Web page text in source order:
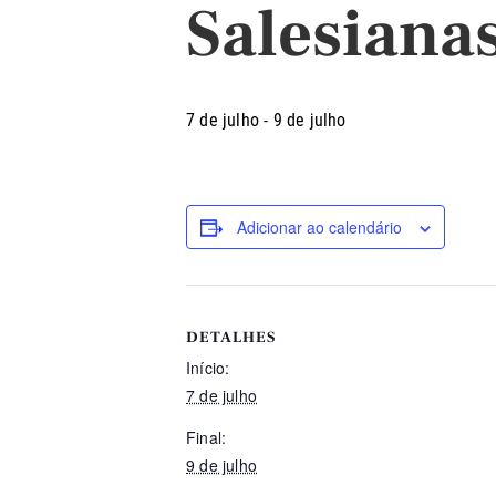
7 de julho - 9 de julho
Adicionar ao calendário
DETALHES
Início:
7 de julho
Final:
9 de julho